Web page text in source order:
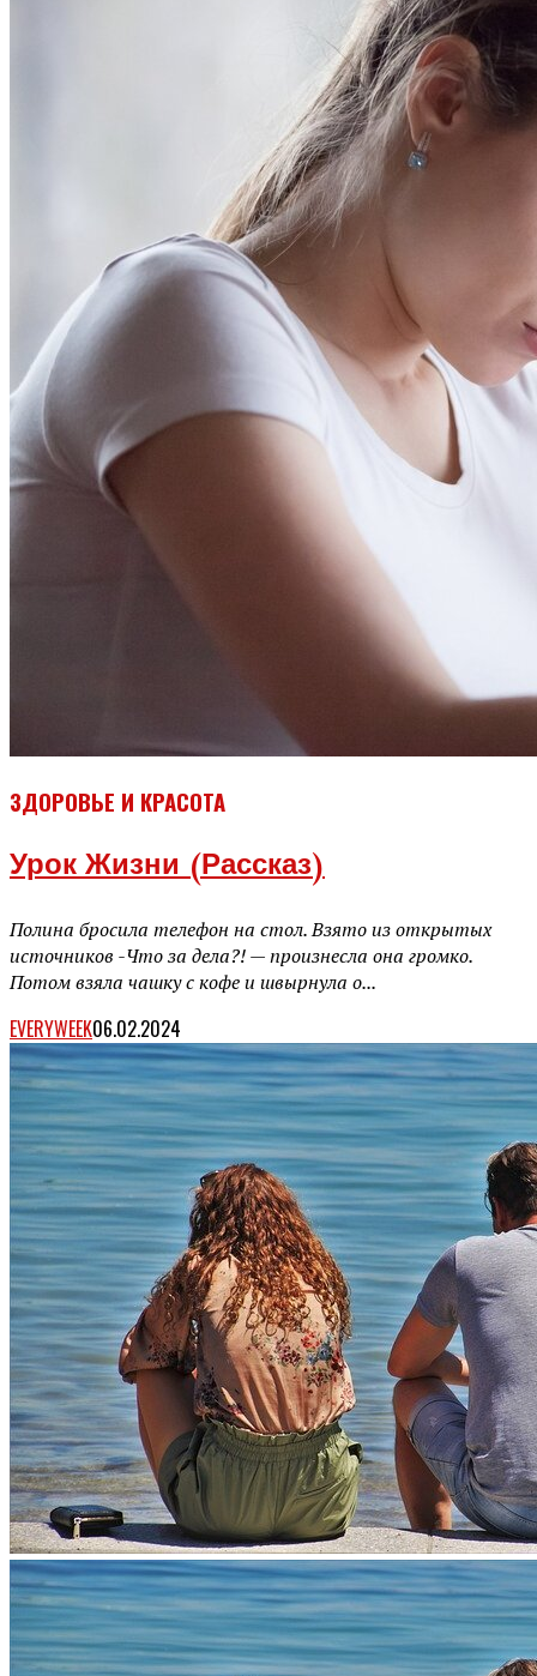
ЗДОРОВЬЕ И КРАСОТА
Урок Жизни (рассказ)
Полина бросила телефон на стол. Взято из открытых
источников -Что за дела?! — произнесла она громко.
Потом взяла чашку с кофе и швырнула о...
EVERYWEEK06.02.2024